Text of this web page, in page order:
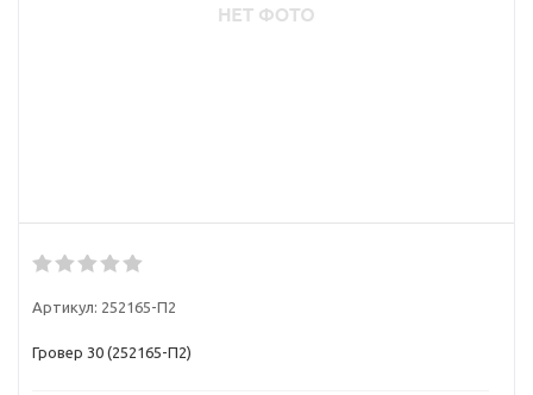
Артикул: 252165-П2
Гровер 30 (252165-П2)